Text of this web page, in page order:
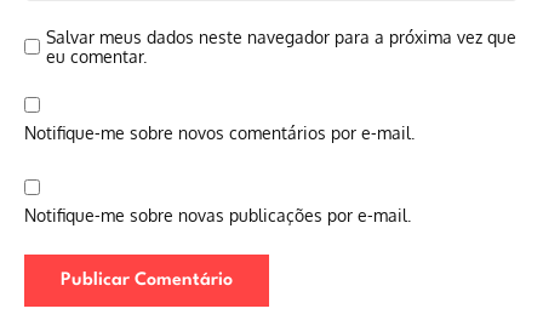
Salvar meus dados neste navegador para a próxima vez que
eu comentar.
Notifique-me sobre novos comentários por e-mail.
Notifique-me sobre novas publicações por e-mail.